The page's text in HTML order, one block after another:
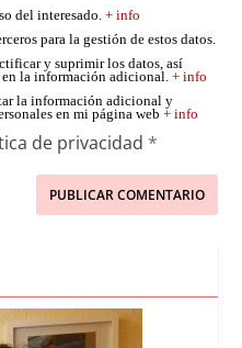
del interesado.+ info
para la gestión de estos datos.
y suprimir los datos, así
en la información adicional.+ info
la información adicional y
en mi página web+ info
de privacidad *